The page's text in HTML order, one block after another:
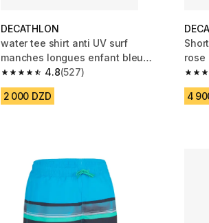
DECATHLON
water tee shirt anti UV surf
manches longues enfant bleu
imprimé
4.8
4.8 out of 5 stars from 527 reviews
(527)
2 000 DZD
rose
4.6
4